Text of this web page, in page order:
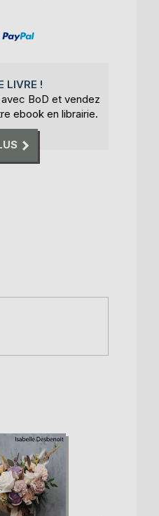
LIVRE !
BoD et vendez
ebook en librairie.